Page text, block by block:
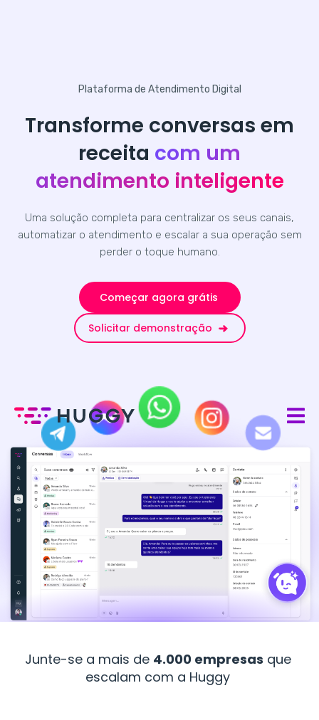
Plataforma de Atendimento Digital
Transforme conversas em
receita com um
atendimento inteligente
Uma solução completa para centralizar os seus canais,
automatizar o atendimento e escalar a sua operação sem
perder o toque humano.
Começar agora grátis
Solicitar demonstração
Junte-se a mais de 4.000 empresas que
escalam com a Huggy